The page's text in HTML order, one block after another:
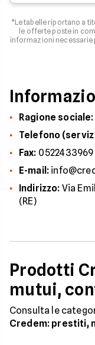
*Le tabelle riportano a
le offerte poste in
informazioni necessarie
Ragione sociale:
Telefono
Fax: 0522433969
E-mail:
Indirizzo: Via
(RE)
Prodotti
mutui,
Consulta le
Credem: prestiti,